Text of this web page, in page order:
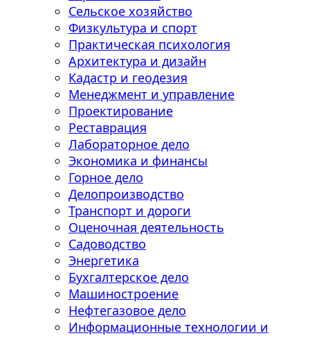
Сельское хозяйство
Физкультура и спорт
Практическая психология
Архитектура и дизайн
Кадастр и геодезия
Менеджмент и управление
Проектирование
Реставрация
Лабораторное дело
Экономика и финансы
Горное дело
Делопроизводство
Транспорт и дороги
Оценочная деятельность
Садоводство
Энергетика
Бухгалтерское дело
Машиностроение
Нефтегазовое дело
Информационные технологии и